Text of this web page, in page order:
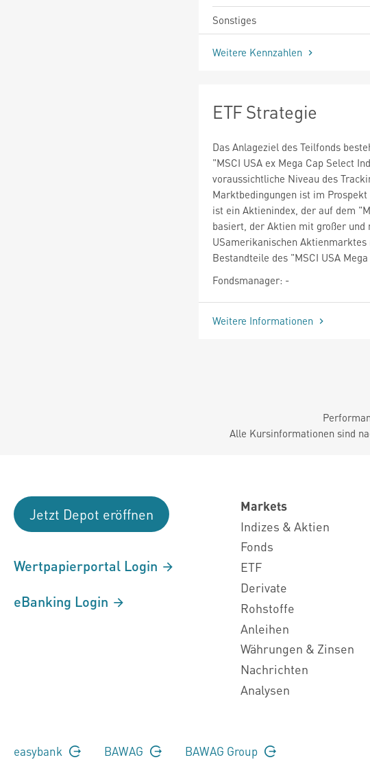
Sonstiges
Weitere Kennzahlen
ETF Strategie
Das Anlageziel des Teilfonds
"MSCI USA ex Mega Cap Select
voraussichtliche Niveau des
Marktbedingungen ist im
ist ein Aktienindex, der auf dem
basiert, der Aktien mit großer
USamerikanischen
Bestandteile des "MSCI USA
Fondsmanager: -
Weitere Informationen
Alle Kursinformationen sind
Jetzt Depot eröffnen
Wertpapierportal Login
eBanking Login
Markets
Indizes & Aktien
Fonds
ETF
Derivate
Rohstoffe
Anleihen
Währungen & Zinsen
Nachrichten
Analysen
easybank BAWAG BAWAG Group